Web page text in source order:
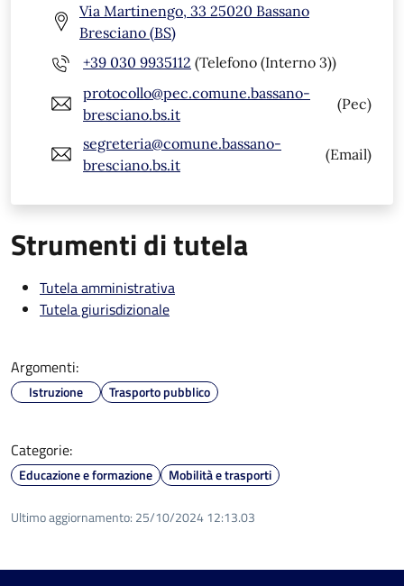
Via Martinengo, 33 25020 Bassano
Bresciano (BS)
+39 030 9935112 (Telefono (Interno 3))
protocollo@pec.comune.bassano-
bresciano.bs.it
(Pec)
segreteria@comune.bassano-
bresciano.bs.it
(Email)
Strumenti di tutela
Tutela amministrativa
Tutela giurisdizionale
Argomenti:
Istruzione Trasporto pubblico
Categorie:
Educazione e formazione Mobilità e trasporti
Ultimo aggiornamento: 25/10/2024 12:13.03